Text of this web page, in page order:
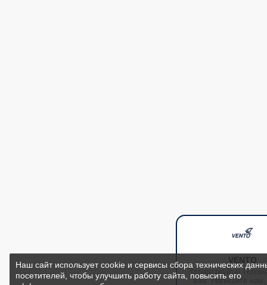
VENTO
Здравствуйте!
вам. Напишите нам,
Наш сайт использует cookie и сервисы сбора технических
посетителей, чтобы улучшить работу сайта, повысить его